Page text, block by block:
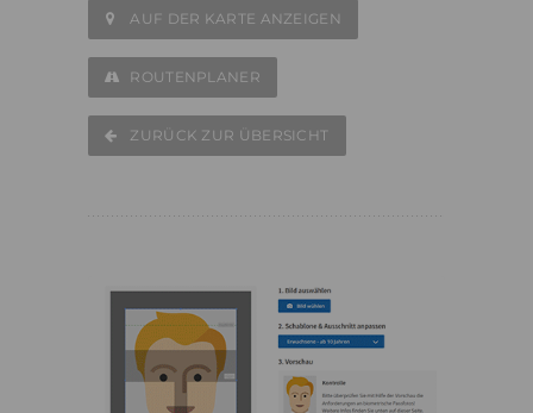
AUF DER KARTE ANZEIGEN
ROUTENPLANER
ZURÜCK ZUR ÜBERSICHT